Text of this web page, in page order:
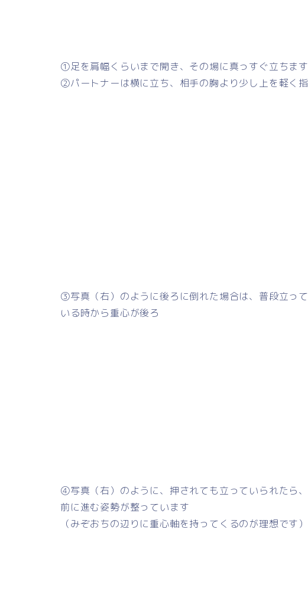
①足を肩幅くらいまで開き、その場に真っすぐ立ちます
②パートナーは横に立ち、相手の胸より少し上を軽く
③写真（右）のように後ろに倒れた場合は、普段立って
いる時から重心が後ろ
④写真（右）のように、押されても立っていられたら、
前に進む姿勢が整っています
（みぞおちの辺りに重心軸を持ってくるのが理想です）